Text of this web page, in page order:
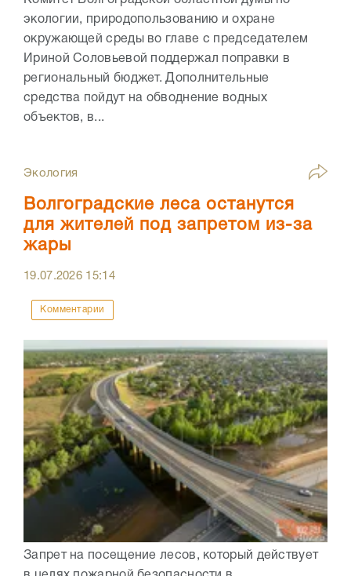
экологии, природопользованию и охране
окружающей среды во главе с председателем
Ириной Соловьевой поддержал поправки в
региональный бюджет. Дополнительные
средства пойдут на обводнение водных
объектов, в...
Экология
Волгоградские леса останутся
для жителей под запретом из-за
жары
19.07.2026 15:14
Комментарии
Запрет на посещение лесов, который действует